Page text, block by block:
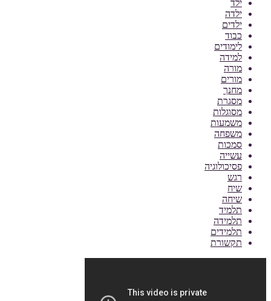
ילד
ילדה
ילדים
כבוד
לימודים
למידה
מורה
מורים
מחנך
מסגרת
מסוגלות
משמעות
משפחה
סמכות
עשייה
פסיכולוגיה
רגש
שיח
שיחה
תלמיד
תלמידה
תלמידים
תקשורת